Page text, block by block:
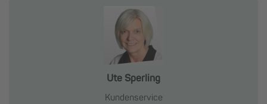
Ute Sperling
Kundenservice